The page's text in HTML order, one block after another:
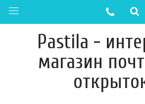
Pastila -
магазин